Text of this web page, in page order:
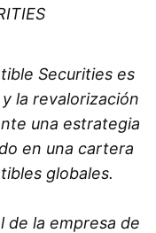
Securities es
la revalorización
una estrategia
en una cartera
globales.
de la empresa de